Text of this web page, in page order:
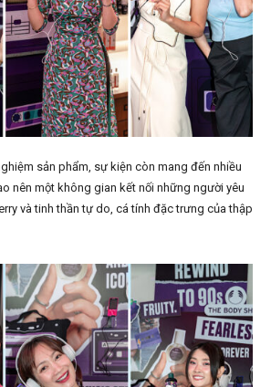
sản phẩm, sự kiện còn mang đến nhiều
nên một không gian kết nối những người yêu
và tinh thần tự do, cá tính đặc trưng của thập